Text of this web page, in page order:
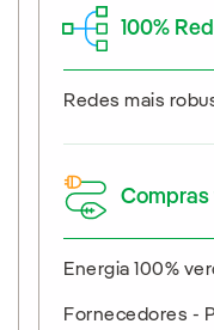
100%
Redes mais
Compras
Energia 100%
Fornecedores -